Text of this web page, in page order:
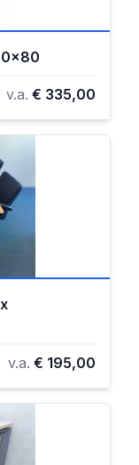
v.a. € 335,00
v.a. € 195,00